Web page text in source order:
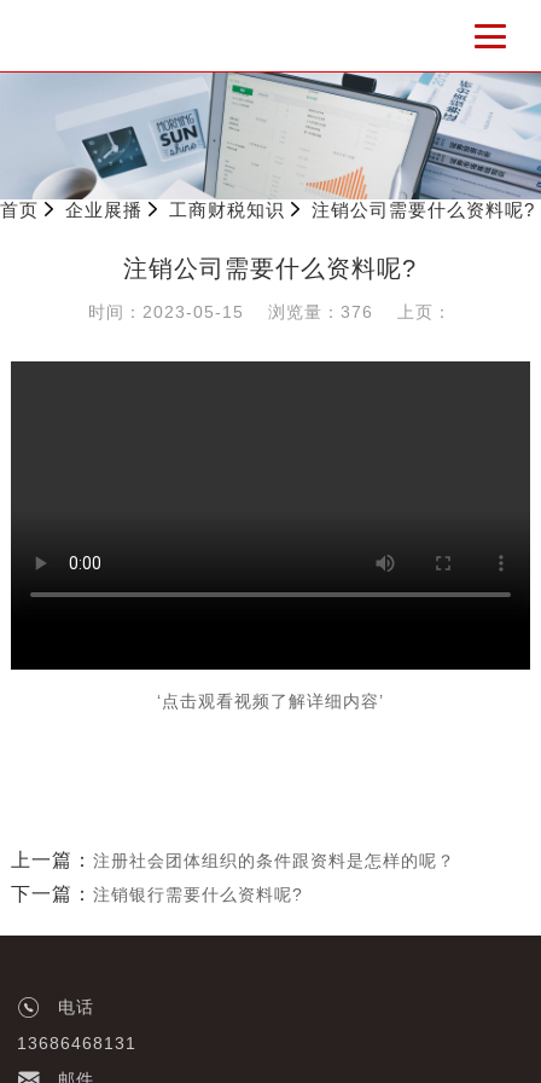
首页 企业展播 工商财税知识 注销公司需要什么资料呢?
注销公司需要什么资料呢?
时间：2023-05-15 浏览量：376 上页：
‘点击观看视频了解详细内容’
上一篇： 注册社会团体组织的条件跟资料是怎样的呢？
下一篇： 注销银行需要什么资料呢?
电话
13686468131
邮件